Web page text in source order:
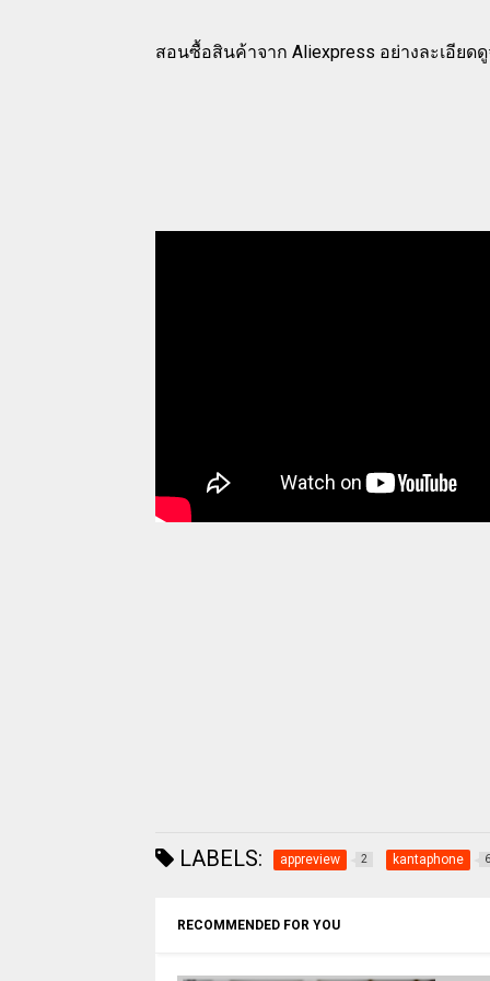
สอนซื้อสินค้าจาก Aliexpress อย่างละเอียด
LABELS: appreview 2 kantaphone 6
RECOMMENDED FOR YOU